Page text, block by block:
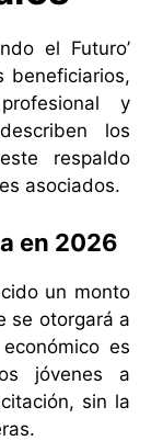
el Futuro’
beneficiarios,
y
los
respaldo
asociados.
en 2026
un monto
se otorgará a
es
jóvenes a
sin la